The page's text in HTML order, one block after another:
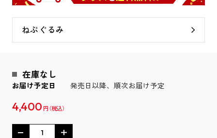
ねぷぐるみ
在庫なし
お届け予定日 発売日以降、順次お届け予定
4,400 円